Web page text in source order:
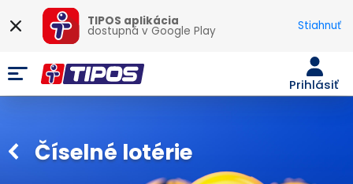
TIPOS aplikácia
dostupná vGoogle Play Stiahnuť
Prihlásiť
Číselné lotérie